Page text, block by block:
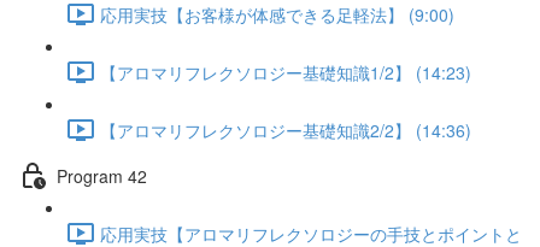
応用実技【お客様が体感できる足軽法】 (9:00)
【アロマリフレクソロジー基礎知識1/2】 (14:23)
【アロマリフレクソロジー基礎知識2/2】 (14:36)
Program 42
応用実技【アロマリフレクソロジーの手技とポイントと